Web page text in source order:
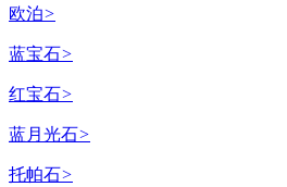
欧泊>
蓝宝石>
红宝石>
蓝月光石>
托帕石>